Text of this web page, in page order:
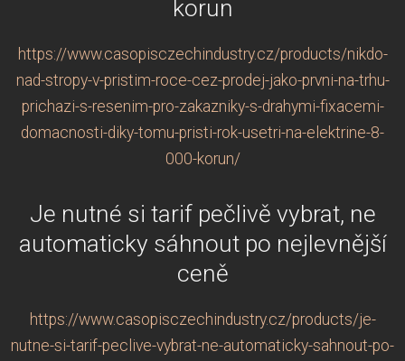
korun
https://www.casopisczechindustry.cz/products/nikdo-
nad-stropy-v-pristim-roce-cez-prodej-jako-prvni-na-trhu-
prichazi-s-resenim-pro-zakazniky-s-drahymi-fixacemi-
domacnosti-diky-tomu-pristi-rok-usetri-na-elektrine-8-
000-korun/
Je nutné si tarif pečlivě vybrat, ne
automaticky sáhnout po nejlevnější
ceně
https://www.casopisczechindustry.cz/products/je-
nutne-si-tarif-peclive-vybrat-ne-automaticky-sahnout-po-